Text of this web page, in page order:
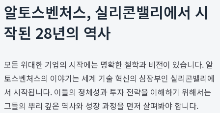
알토스벤처스, 실리콘밸리에서 시
작된 28년의 역사
모든 위대한 기업의 시작에는 명확한 철학과 비전이 있습니다. 알
토스벤처스의 이야기는 세계 기술 혁신의 심장부인 실리콘밸리에
서 시작됩니다. 이들의 정체성과 투자 전략을 이해하기 위해서는
그들의 뿌리 깊은 역사와 성장 과정을 먼저 살펴봐야 합니다.